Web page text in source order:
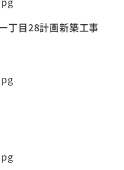
丁目28計画新築工事